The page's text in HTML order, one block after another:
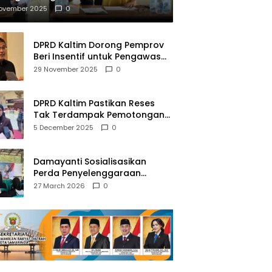
NAPZA
2025 0
DPRD Kaltim Dorong Pemprov
Beri Insentif untuk Pengawas
Madrasah dan Pendidikan
29 November 2025 0
DPRD Kaltim Pastikan Reses
Tak Terdampak Pemotongan
Transfer Dana Pusat
5 December 2025 0
Damayanti Sosialisasikan
Perda Penyelenggaraan
Pendidikan Pancasila dan
27 March 2026 0